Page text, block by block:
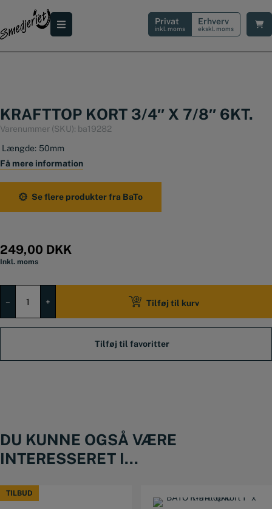
indholdet
Privat
inkl. moms
Erhverv
ekskl. moms
KRAFTTOP KORT 3/4″ X 7/8″ 6KT.
Varenummer (SKU): ba19282
Længde: 50mm
Få mere information
Se flere produkter fra BaTo
249,00 DKK
Inkl. moms
–
x
7/8"
+ Tilføj til kurv
DU KUNNE OGSÅ VÆRE
INTERESSERET I...
TILBUD
TILBUD